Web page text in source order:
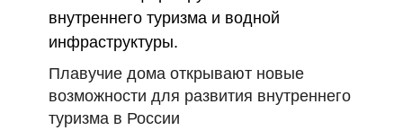
Плавучие дома открывают новые
возможности для развития внутреннего
туризма в России